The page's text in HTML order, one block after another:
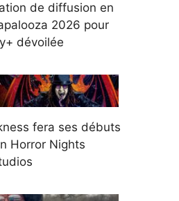
de diffusion en
2026 pour
dévoilée
fera ses débuts
Horror Nights